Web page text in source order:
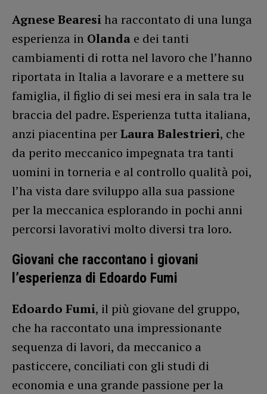
Agnese Bearesiha raccontato di una lunga
esperienza in Olanda e dei tanti
cambiamenti di rotta nel lavoro che l’hanno
riportata in Italia a lavorare e a mettere su
famiglia, il figlio di sei mesi era in sala tra le
braccia del padre. Esperienza tutta italiana,
anzi piacentina perLaura Balestrieri, che
da perito meccanico impegnata tra tanti
uomini in torneria e al controllo qualità poi,
l’ha vista dare sviluppo alla sua passione
per la meccanica esplorando in pochi anni
percorsi lavorativi molto diversi tra loro.
Giovani che raccontano i giovani
l’esperienza di Edoardo Fumi
Edoardo Fumi, il più giovane del gruppo,
che ha raccontato una impressionante
sequenza di lavori, da meccanico a
pasticcere, conciliati con gli studi di
economia e una grande passione per la